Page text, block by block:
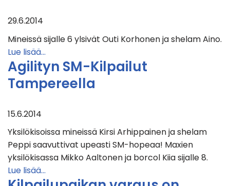
29.6.2014
Mineissä sijalle 6 ylsivät Outi Korhonen ja shelam Aino.
Lue lisää…
Agilityn SM-Kilpailut
Tampereella
15.6.2014
Yksilökisoissa mineissä Kirsi Arhippainen ja shelam
Peppi saavuttivat upeasti SM-hopeaa! Maxien
yksilökisassa Mikko Aaltonen ja borcol Kiia sijalle 8.
Lue lisää…